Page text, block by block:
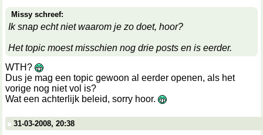
Missy schreef:
Ik snap echt niet waarom je zo doet, hoor?
Het topic moest misschien nog drie posts en is eerder.
WTH?
Dus je mag een topic gewoon al eerder openen, als het
vorige nog niet vol is?
Wat een achterlijk beleid, sorry hoor.
31-03-2008, 20:38